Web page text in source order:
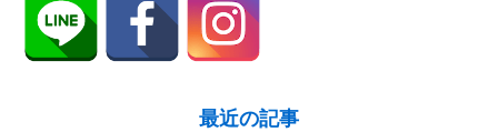
最近の記事